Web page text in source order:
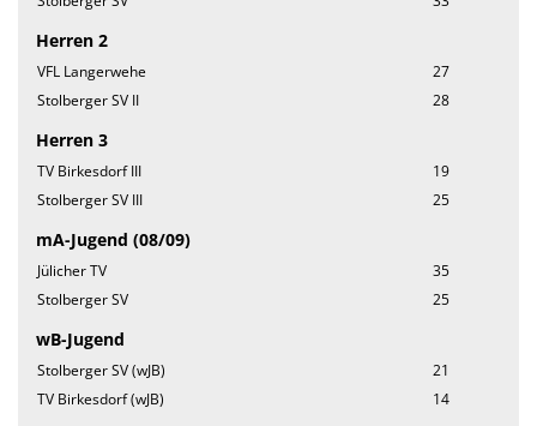
Herren 2
VFL Langerwehe
27
Stolberger SV II
28
Herren 3
TV Birkesdorf III
19
Stolberger SV III
25
mA-Jugend (08/09)
Jülicher TV
35
Stolberger SV
25
wB-Jugend
Stolberger SV (wJB)
21
TV Birkesdorf (wJB)
14